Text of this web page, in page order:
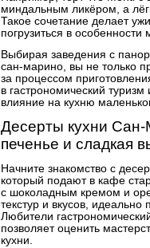
миндальным ликёром, а
Такое сочетание делает
погрузиться в особенности
Выбирая заведения с
сан-марино, вы не только
за процессом
в гастрономический
влияние на кухню
Десерты кухни
печенье и сладкая
Начните знакомство с
который подают в кафе
с шоколадным кремом и
текстур и вкусов,
Любители
позволяет оценить
кухни.